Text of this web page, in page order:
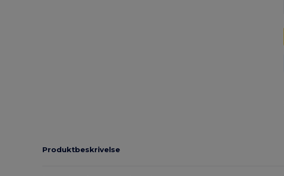
Produktbeskrivelse